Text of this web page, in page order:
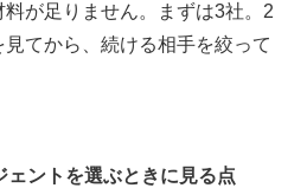
が足りません。まずは3社。2
てから、続ける相手を絞って
ントを選ぶときに見る点